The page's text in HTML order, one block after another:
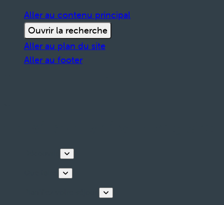
Aller au contenu principal
Ouvrir la recherche
Aller au plan du site
Aller au footer